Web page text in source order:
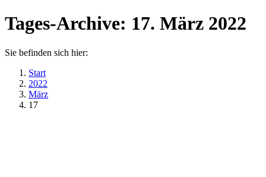
Tages-Archive: 17. März 2022
Sie befinden sich hier:
Start
2022
März
17